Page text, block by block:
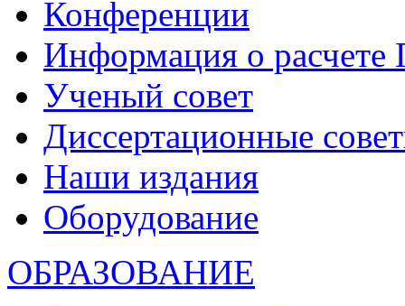
Конференции
Информация о
Ученый совет
Диссертационные
Наши издания
Оборудование
ОБРАЗОВАНИЕ